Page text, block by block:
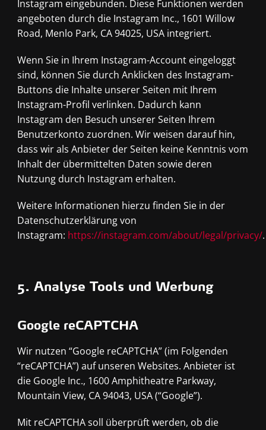
Instagram eingebunden. Diese Funktionen werden
angeboten durch die Instagram Inc., 1601 Willow
Road, Menlo Park, CA 94025, USA integriert.
Wenn Sie in Ihrem Instagram-Account eingeloggt
sind, können Sie durch Anklicken des Instagram-
Buttons die Inhalte unserer Seiten mit Ihrem
Instagram-Profil verlinken. Dadurch kann
Instagram den Besuch unserer Seiten Ihrem
Benutzerkonto zuordnen. Wir weisen darauf hin,
dass wir als Anbieter der Seiten keine Kenntnis vom
Inhalt der übermittelten Daten sowie deren
Nutzung durch Instagram erhalten.
Weitere Informationen hierzu finden Sie in der
Datenschutzerklärung von
Instagram: https://instagram.com/about/legal/privacy/.
5. Analyse Tools und Werbung
Google reCAPTCHA
Wir nutzen “Google reCAPTCHA” (im Folgenden
“reCAPTCHA”) auf unseren Websites. Anbieter ist
die Google Inc., 1600 Amphitheatre Parkway,
Mountain View, CA 94043, USA (“Google”).
Mit reCAPTCHA soll überprüft werden, ob die